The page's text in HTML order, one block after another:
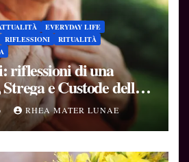
EVERYDAY LIFE
RIFLESSIONI
RITUALITÀ
riflessioni di una
e Custode delle
RHEA MATER LUNAE